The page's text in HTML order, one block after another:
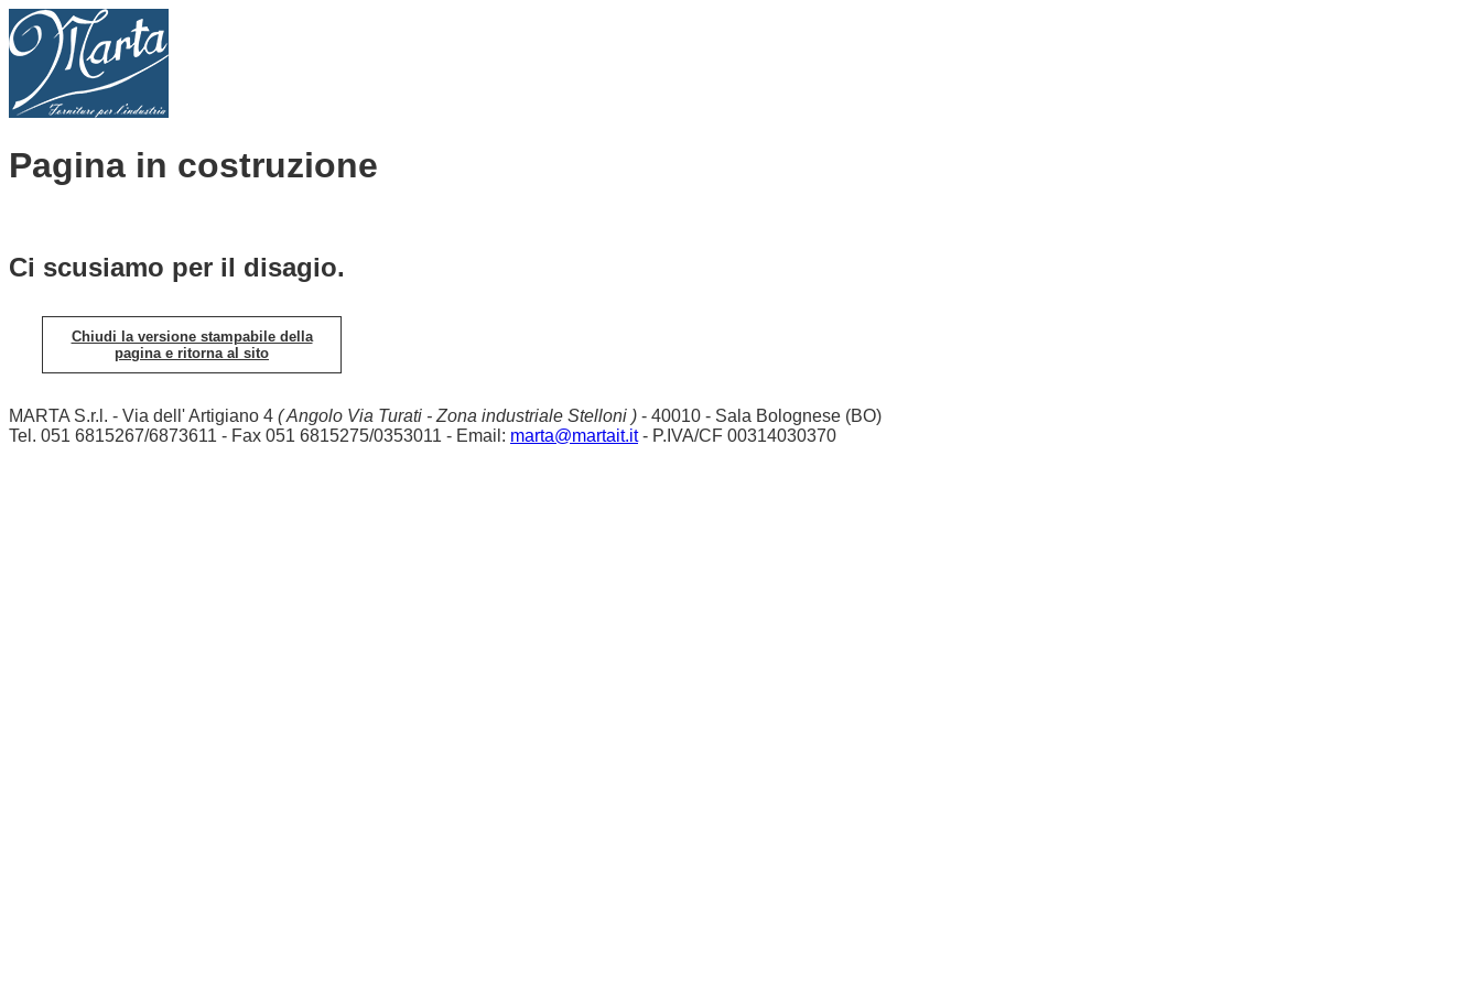
Pagina in costruzione
Ci scusiamo per il disagio.
Chiudi la versione stampabile della
pagina e ritorna al sito
MARTA S.r.l. - Via dell' Artigiano 4 ( Angolo Via Turati - Zona industriale Stelloni ) - 40010 - Sala Bolognese (BO)
Tel. 051 6815267/6873611 - Fax 051 6815275/0353011 - Email: marta@martait.it- P.IVA/CF 00314030370